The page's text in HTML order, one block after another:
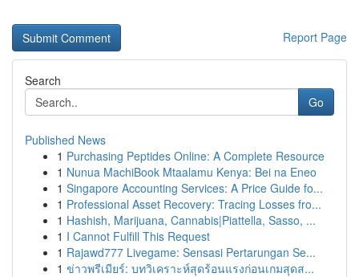
Report Page
Search
Go
Published News
1 Purchasing Peptides Online: A Complete Resource
1 Nunua MachiBook Mtaalamu Kenya: Bei na Eneo
1 Singapore Accounting Services: A Price Guide fo...
1 Professional Asset Recovery: Tracing Losses fro...
1 Hashish, Marijuana, Cannabis|Piattella, Sasso, ...
1 I Cannot Fulfill This Request
1 Rajawd777 Livegame: Sensasi Pertarungan Se...
1 ข่าวพรีเมียร์: บทวิเคราะห์สุดร้อนแรงก่อนเกมสุดส...